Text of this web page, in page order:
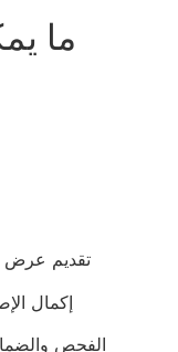
ما
تقديم عرض
إكمال
الفحص